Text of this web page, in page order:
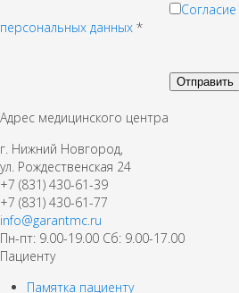
персональных данных *
Адрес медицинского центра
г. Нижний Новгород,
ул. Рождественская 24
+7 (831) 430-61-39
+7 (831) 430-61-77
info@garantmc.ru
Пн-пт: 9.00-19.00 Сб: 9.00-17.00
Пациенту
Памятка пациенту